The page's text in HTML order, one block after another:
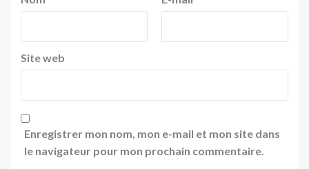
Site web
Enregistrer mon nom, mon e-mail et mon site dans
le navigateur pour mon prochain commentaire.